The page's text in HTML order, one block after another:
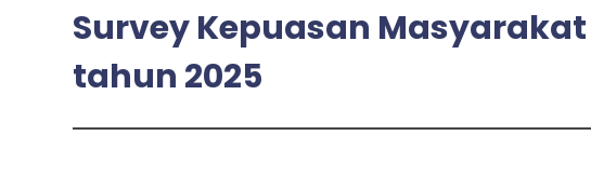
Survey Kepuasan
tahun 2025
byadmin